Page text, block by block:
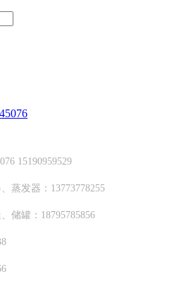
15190959529
蒸发器：13773778255
储罐：18795785856